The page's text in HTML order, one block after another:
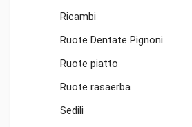
Ricambi
Ruote Dentate Pignoni
Ruote piatto
Ruote rasaerba
Sedili